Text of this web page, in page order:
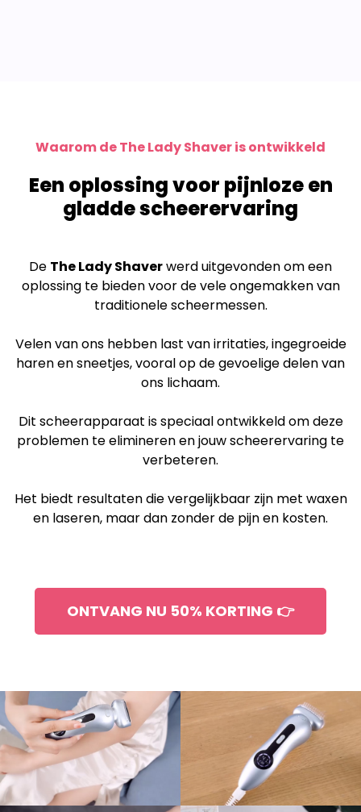
Waarom de The Lady Shaver is ontwikkeld
Een oplossing voor pijnloze en
gladde scheerervaring
De The Lady Shaverwerd uitgevonden om een
oplossing te bieden voor de vele ongemakken van
traditionele scheermessen.
Velen van ons hebben last van irritaties, ingegroeide
haren en sneetjes, vooral op de gevoelige delen van
ons lichaam.
Dit scheerapparaat is speciaal ontwikkeld om deze
problemen te elimineren en jouw scheerervaring te
verbeteren.
Het biedt resultaten die vergelijkbaar zijn met waxen
en laseren, maar dan zonder de pijn en kosten.
ONTVANG NU 50% KORTING 👉